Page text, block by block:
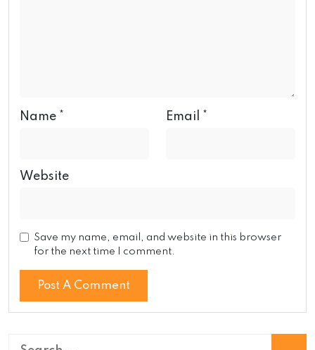
Name * Email *
Website
Save my name, email, and website in this browser
for the next time I comment.